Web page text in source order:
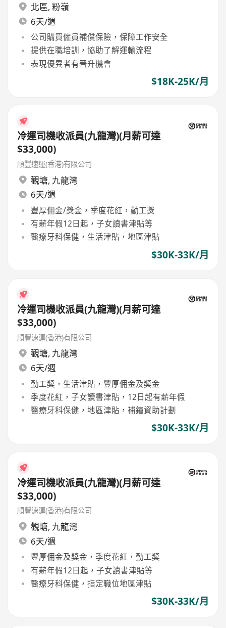
北區, 粉嶺
6天/週
公司購買僱員補償保險，保障工作安全
提供在職培訓，協助了解運輸流程
表現優異者有晉升機會
$18K-25K/月
冷運司機收派員(九龍灣)(月薪可達
$33,000)
順豐速運(香港)有限公司
觀塘, 九龍灣
6天/週
豐厚佣金/獎金，季度花紅，勤工獎
有薪年假12日起，子女讀書津貼等
醫療牙科保健，生活津貼，地區津貼
$30K-33K/月
冷運司機收派員(九龍灣)(月薪可達
$33,000)
順豐速運(香港)有限公司
觀塘, 九龍灣
6天/週
勤工獎，生活津貼，豐厚佣金及獎金
季度花紅，子女讀書津貼，12日起有薪年假
醫療牙科保健，地區津貼，補鐘資助計劃
$30K-33K/月
冷運司機收派員(九龍灣)(月薪可達
$33,000)
順豐速運(香港)有限公司
觀塘, 九龍灣
6天/週
豐厚佣金及獎金，季度花紅，勤工獎
有薪年假12日起，子女讀書津貼等
醫療牙科保健，指定職位地區津貼
$30K-33K/月